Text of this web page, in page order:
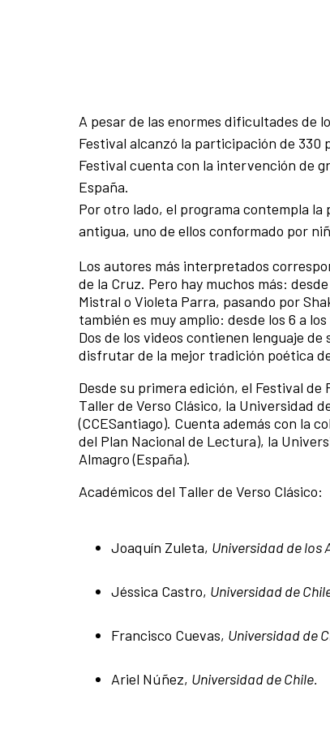
A pesar de las enormes dificultades de
Festival alcanzó la participación de 330
Festival cuenta con la intervención de
España.
Por otro lado, el programa contempla
antigua, uno de ellos conformado por
Los autores más interpretados
de la Cruz. Pero hay muchos más:
Mistral o Violeta Parra, pasando por
también es muy amplio: desde los 6 a los
Dos de los videos contienen lenguaje
disfrutar de la mejor tradición poética
Desde su primera edición, el Festival de
Taller de Verso Clásico, la Universidad
(CCESantiago). Cuenta además con la
del Plan Nacional de Lectura), la
Almagro (España).
Académicos del Taller de Verso Clásico:
Joaquín Zuleta, Universidad de los
Jéssica Castro, Universidad de
Francisco Cuevas, Universidad de
Ariel Núñez, Universidad de Chile.